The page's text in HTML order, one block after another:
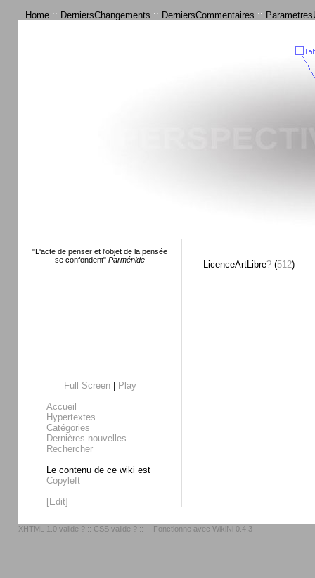
Home :: DerniersChangements :: DerniersCommentaires ::
"L'acte de penser et l'objet de la pensée
se confondent" Parménide
Full Screen|
Play
Accueil
Hypertextes
Catégories
Dernières nouvelles
Rechercher
Le contenu de ce wiki est
Copyleft
[Edit]
LicenceArtLibre?(512)
XHTML 1.0 valide ? :: CSS valide ? :: -- Fonctionne avec WikiNi 0.4.3